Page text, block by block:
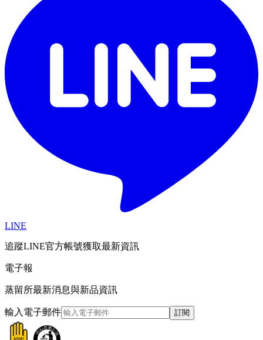
LINE
追蹤LINE官方帳號獲取最新資訊
電子報
蒸留所最新消息與新品資訊
輸入電子郵件 訂閱